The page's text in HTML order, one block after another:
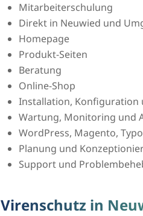
Mitarbeiterschulung
Direkt in Neuwied und
Homepage
Produkt-Seiten
Beratung
Online-Shop
Installation, Konfiguration
Wartung, Monitoring und
WordPress, Magento,
Planung und
Support und
Virenschutz in